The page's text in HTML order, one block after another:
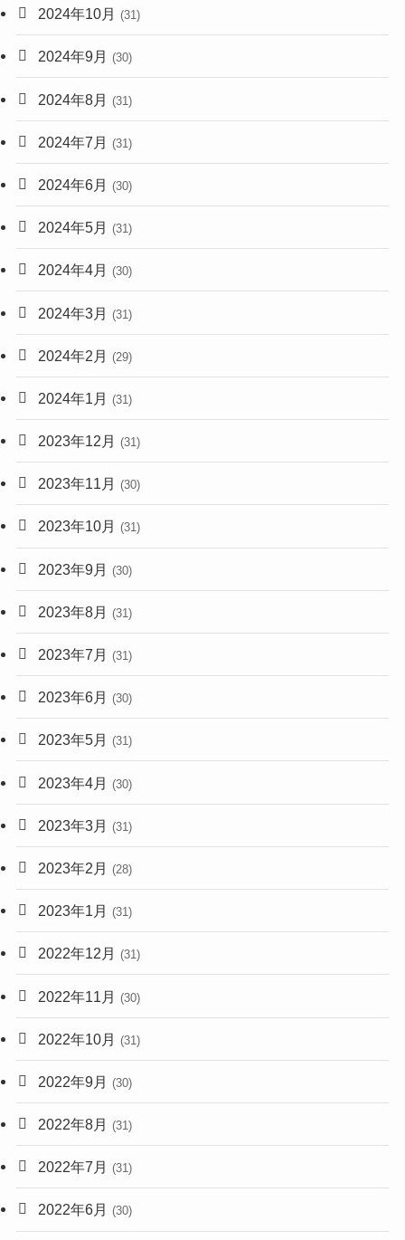
2024年10月 (31)
2024年9月 (30)
2024年8月 (31)
2024年7月 (31)
2024年6月 (30)
2024年5月 (31)
2024年4月 (30)
2024年3月 (31)
2024年2月 (29)
2024年1月 (31)
2023年12月 (31)
2023年11月 (30)
2023年10月 (31)
2023年9月 (30)
2023年8月 (31)
2023年7月 (31)
2023年6月 (30)
2023年5月 (31)
2023年4月 (30)
2023年3月 (31)
2023年2月 (28)
2023年1月 (31)
2022年12月 (31)
2022年11月 (30)
2022年10月 (31)
2022年9月 (30)
2022年8月 (31)
2022年7月 (31)
2022年6月 (30)